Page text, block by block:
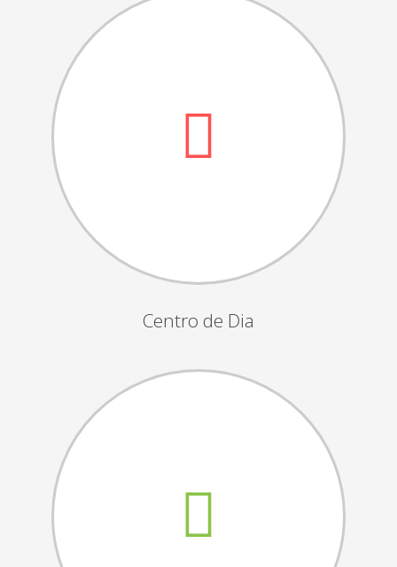
Dia de S.Martinho
Aniversários da Instituição
Almoço / Lanche de Natal
Atividades Semanais
Feiras e Exposições
Grupos Musicais do Centro de Dia
Outras Actividades
Passeio Vila Nova de Cerveira
Assembleias Gerais
Semana Sénior
Passeio do Idoso
Associados
Publicações Oficiais
Centro de Dia